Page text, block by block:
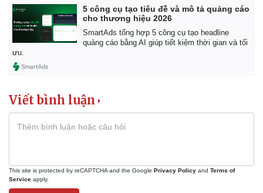
5 công cụ tạo tiêu đề và mô tả quảng cáo
cho thương hiệu 2026
SmartAds tổng hợp 5 công cụ tạo headline
quảng cáo bằng AI giúp tiết kiệm thời gian và tối
ưu.
Viết bình luận
This site is protected by reCAPTCHA and the Google Privacy Policy and Terms of
Service apply.